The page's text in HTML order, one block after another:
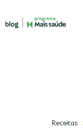
Receitas